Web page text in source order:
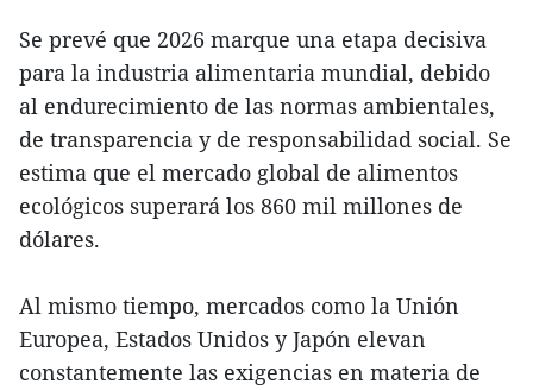
Se prevé que 2026 marque una etapa decisiva
para la industria alimentaria mundial, debido
al endurecimiento de las normas ambientales,
de transparencia y de responsabilidad social. Se
estima que el mercado global de alimentos
ecológicos superará los 860 mil millones de
dólares.
Al mismo tiempo, mercados como la Unión
Europea, Estados Unidos y Japón elevan
constantemente las exigencias en materia de